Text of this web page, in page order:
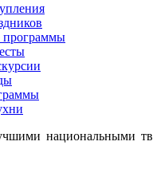
программы
национальными